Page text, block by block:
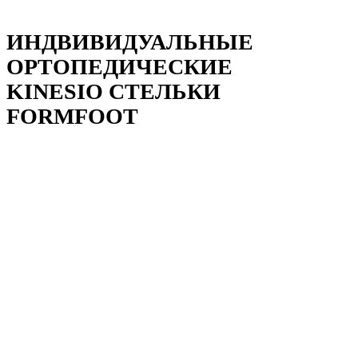
ИНДВИВИДУАЛЬНЫЕ
ОРТОПЕДИЧЕСКИЕ
KINESIO СТЕЛЬКИ
FORMFOOT